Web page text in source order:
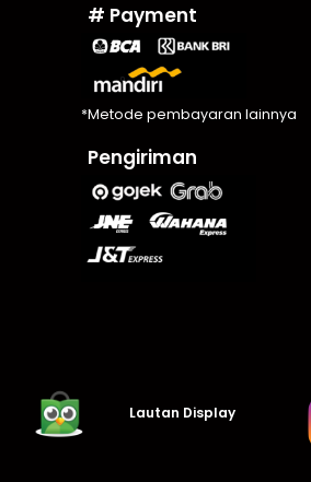
# Payment
*Metode pembayaran lainnya
Pengiriman
Lautan Display